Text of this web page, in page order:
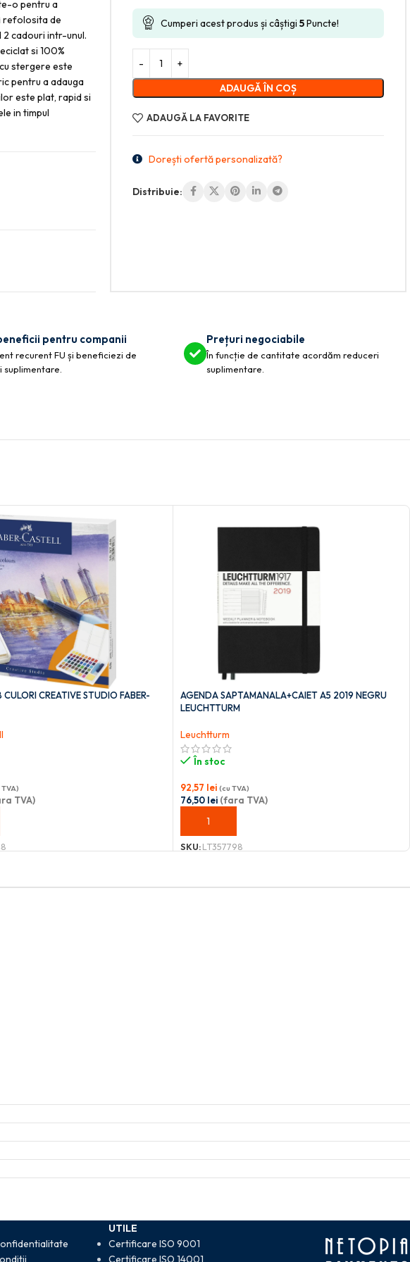
o pentru a
refolosita de
cadouri intr-unul.
si 100%
stergere este
pentru a adauga
este plat, rapid si
in timpul
Cumperi acest produs și câștigi5Puncte!
ADAUGĂ ÎN COȘ
ADAUGĂ LA FAVORITE
Dorești ofertă personalizată?
Distribuie:
pentru companii
recurent FU și beneficiezi de
suplimentare.
Prețuri negociabile
În funcție de cantitate acordăm reduceri
suplimentare.
CULORI CREATIVE STUDIO FABER-
TVA)
COȘ
AGENDA SAPTAMANALA+CAIET A5 2019 NEGRU
LEUCHTTURM
Leuchtturm
În stoc
92,57 lei (cu TVA)
76,50 lei(fara TVA)
ADAUGĂ ÎN COȘ
SKU:LT357798
UTILE
Certificare ISO 9001
Certificare ISO 14001